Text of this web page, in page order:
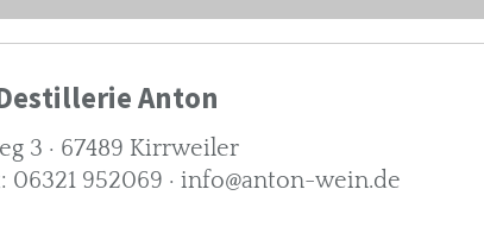
Anton
3 · 67489 Kirrweiler
06321 952069 · info@anton-wein.de